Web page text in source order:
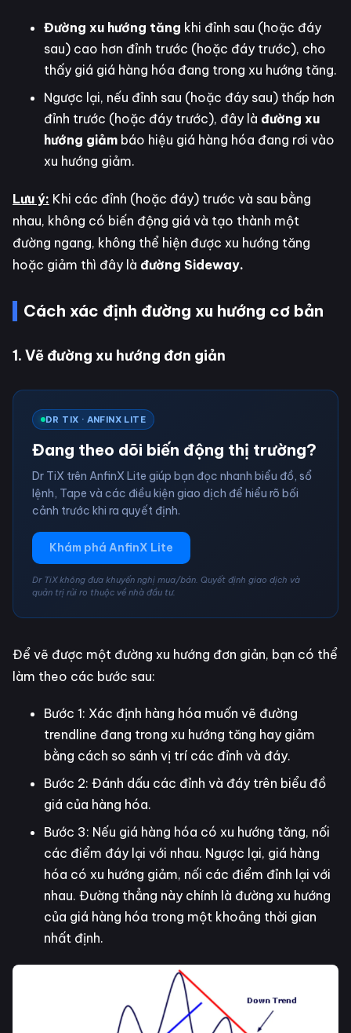
Đường xu hướng tăng khi đỉnh sau (hoặc đáy
sau) cao hơn đỉnh trước (hoặc đáy trước), cho
thấy giá giá hàng hóa đang trong xu hướng tăng.
Ngược lại, nếu đỉnh sau (hoặc đáy sau) thấp hơn
đỉnh trước (hoặc đáy trước), đây là đường xu
hướng giảm báo hiệu giá hàng hóa đang rơi vào
xu hướng giảm.
Lưu ý: Khi các đỉnh (hoặc đáy) trước và sau bằng
nhau, không có biến động giá và tạo thành một
đường ngang, không thể hiện được xu hướng tăng
hoặc giảm thì đây là đường Sideway.
Cách xác định đường xu hướng cơ bản
1. Vẽ đường xu hướng đơn giản
DR TIX · ANFINX LITE
Đang theo dõi biến động thị trường?
Dr TiX trên AnfinX Lite giúp bạn đọc nhanh biểu đồ, sổ
lệnh, Tape và các điều kiện giao dịch để hiểu rõ bối
cảnh trước khi ra quyết định.
Khám phá AnfinX Lite
Dr TiX không đưa khuyến nghị mua/bán. Quyết định giao dịch và
quản trị rủi ro thuộc về nhà đầu tư.
Để vẽ được một đường xu hướng đơn giản, bạn có thể
làm theo các bước sau:
Bước 1: Xác định hàng hóa muốn vẽ đường
trendline đang trong xu hướng tăng hay giảm
bằng cách so sánh vị trí các đỉnh và đáy.
Bước 2: Đánh dấu các đỉnh và đáy trên biểu đồ
giá của hàng hóa.
Bước 3: Nếu giá hàng hóa có xu hướng tăng, nối
các điểm đáy lại với nhau. Ngược lại, giá hàng
hóa có xu hướng giảm, nối các điểm đỉnh lại với
nhau. Đường thẳng này chính là đường xu hướng
của giá hàng hóa trong một khoảng thời gian
nhất định.